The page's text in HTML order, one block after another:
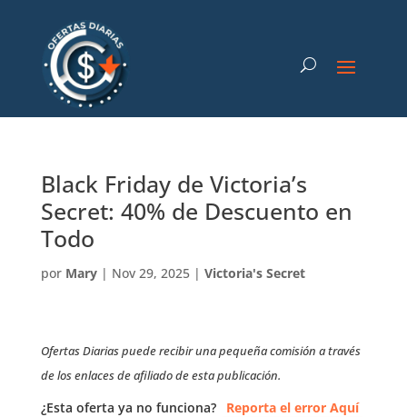
Black Friday de Victoria’s
Secret: 40% de Descuento en
Todo
por Mary| Nov 29, 2025| Victoria's Secret
Ofertas Diarias puede recibir una pequeña comisión a través
de los enlaces de afiliado de esta publicación.
¿Esta oferta ya no funciona? Reporta el error Aquí